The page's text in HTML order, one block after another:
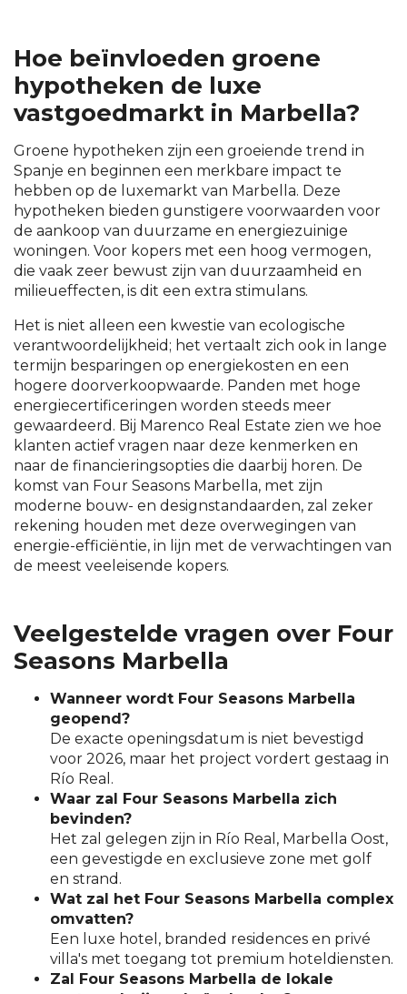
Hoe beïnvloeden groene
hypotheken de luxe
vastgoedmarkt in Marbella?
Groene hypotheken zijn een groeiende trend in
Spanje en beginnen een merkbare impact te
hebben op de luxemarkt van Marbella. Deze
hypotheken bieden gunstigere voorwaarden voor
de aankoop van duurzame en energiezuinige
woningen. Voor kopers met een hoog vermogen,
die vaak zeer bewust zijn van duurzaamheid en
milieueffecten, is dit een extra stimulans.
Het is niet alleen een kwestie van ecologische
verantwoordelijkheid; het vertaalt zich ook in lange
termijn besparingen op energiekosten en een
hogere doorverkoopwaarde. Panden met hoge
energiecertificeringen worden steeds meer
gewaardeerd. Bij Marenco Real Estate zien we hoe
klanten actief vragen naar deze kenmerken en
naar de financieringsopties die daarbij horen. De
komst van Four Seasons Marbella, met zijn
moderne bouw- en designstandaarden, zal zeker
rekening houden met deze overwegingen van
energie-efficiëntie, in lijn met de verwachtingen van
de meest veeleisende kopers.
Veelgestelde vragen over Four
Seasons Marbella
Wanneer wordt Four Seasons Marbella
geopend?
De exacte openingsdatum is niet bevestigd
voor 2026, maar het project vordert gestaag in
Río Real.
Waar zal Four Seasons Marbella zich
bevinden?
Het zal gelegen zijn in Río Real, Marbella Oost,
een gevestigde en exclusieve zone met golf
en strand.
Wat zal het Four Seasons Marbella complex
omvatten?
Een luxe hotel, branded residences en privé
villa's met toegang tot premium hoteldiensten.
Zal Four Seasons Marbella de lokale